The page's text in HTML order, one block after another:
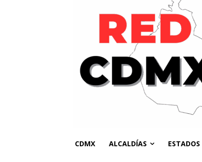
CDMX ALCALDÍAS ESTADOS